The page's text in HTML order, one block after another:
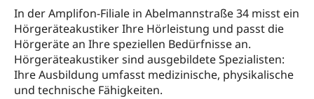
In der Amplifon-Filiale in Abelmannstraße 34 misst ein
Hörgeräteakustiker Ihre Hörleistung und passt die
Hörgeräte an Ihre speziellen Bedürfnisse an.
Hörgeräteakustiker sind ausgebildete Spezialisten:
Ihre Ausbildung umfasst medizinische, physikalische
und technische Fähigkeiten.